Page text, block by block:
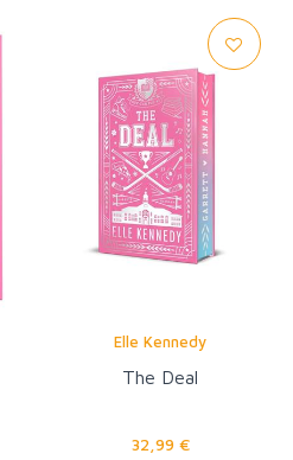
Elle Kennedy
The Deal
32,99 €